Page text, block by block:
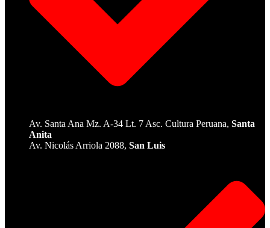
Av. Santa Ana Mz. A-34 Lt. 7 Asc. Cultura Peruana, Santa
Anita
Av. Nicolás Arriola 2088, San Luis